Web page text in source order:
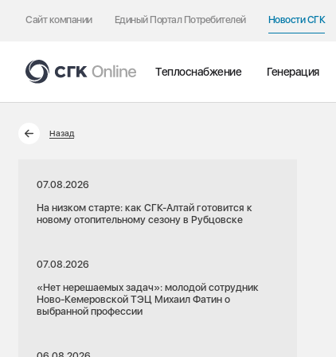
Сайт компании Единый Портал Потребителей Новости СГК
Теплоснабжение Генерация
Назад
07.08.2026
На низком старте: как СГК-Алтай готовится к
новому отопительному сезону в Рубцовске
07.08.2026
«Нет нерешаемых задач»: молодой сотрудник
Ново-Кемеровской ТЭЦ Михаил Фатин о
выбранной профессии